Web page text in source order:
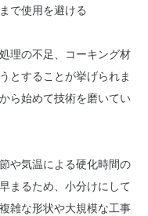
で使用を避ける
理の不足、コーキング材
とすることが挙げられま
ら始めて技術を磨いてい
や気温による硬化時間の
まるため、小分けにして
雑な形状や大規模な工事